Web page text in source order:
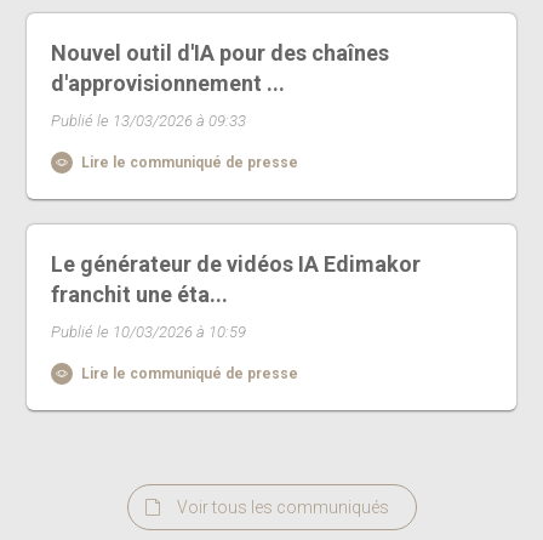
Nouvel outil d'IA pour des chaînes
d'approvisionnement ...
Publié le 13/03/2026 à 09:33
Lire le communiqué de presse
Le générateur de vidéos IA Edimakor
franchit une éta...
Publié le 10/03/2026 à 10:59
Lire le communiqué de presse
Voir tous les communiqués